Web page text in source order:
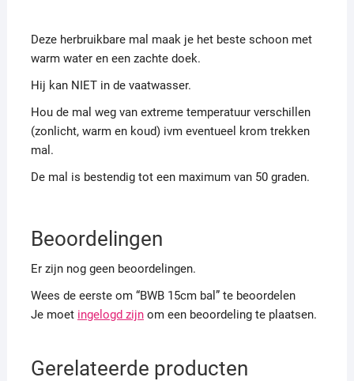
Deze herbruikbare mal maak je het beste schoon met
warm water en een zachte doek.
Hij kan NIET in de vaatwasser.
Hou de mal weg van extreme temperatuur verschillen
(zonlicht, warm en koud) ivm eventueel krom trekken
mal.
De mal is bestendig tot een maximum van 50 graden.
Beoordelingen
Er zijn nog geen beoordelingen.
Wees de eerste om “BWB 15cm bal” te beoordelen
Je moet ingelogd zijnom een beoordeling te plaatsen.
Gerelateerde producten